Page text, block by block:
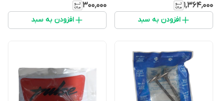
۱٬۳۶۴٬۰۰۰
افزودن به سبد
۳۰۰٬۰۰۰
افزودن به سبد